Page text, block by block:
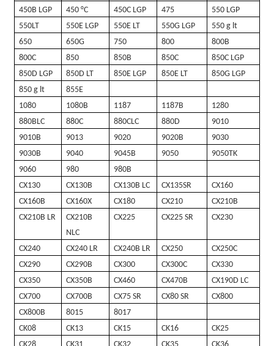
450B LGP
450 °C 450C LGP 475
550 LGP
550LT
550E LGP 550E LT 550G LGP
550 g lt
650
650G 750 800
800B
800C
850 850B 850C
850C LGP
850D LGP
850D LT 850E LGP 850E LT
850G LGP
850 g lt
855E
1080
1080B 1187 1187B
1280
880BLC
880C 880CLC 880D
9010
9010B
9013 9020 9020B
9030
9030B
9040 9045B 9050
9050TK
9060
980
980B
CX130
CX130B CX130B LC CX135SR
CX160
CX160B
CX160X CX180 CX210
CX210B
CX210B LR
CX210B
NLC
CX225 CX225 SR CX230
CX240 CX240 LR CX240B LR CX250
CX250C
CX290
CX290B CX300 CX300C
CX330
CX350
CX350B CX460 CX470B
CX190D LC
CX700
CX700B CX75 SR CX80 SR
CX800
CX800B
8015
8017
CK08
CK13 CK15 CK16
CK25